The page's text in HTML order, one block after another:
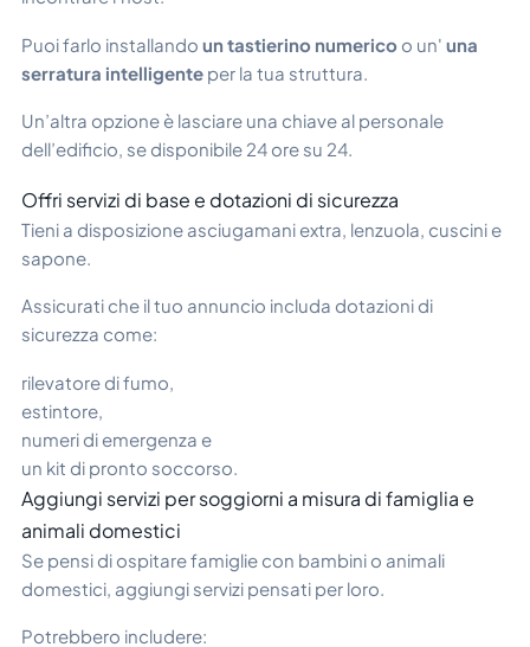
Puoi farlo installando un tastierino numerico o un' una
serratura intelligente per la tua struttura.
Un’altra opzione è lasciare una chiave al personale
dell’edificio, se disponibile 24 ore su 24.
Offri servizi di base e dotazioni di sicurezza
Tieni a disposizione asciugamani extra, lenzuola, cuscini e
sapone.
Assicurati che il tuo annuncio includa dotazioni di
sicurezza come:
rilevatore di fumo,
estintore,
numeri di emergenza e
un kit di pronto soccorso.
Aggiungi servizi per soggiorni a misura di famiglia e
animali domestici
Se pensi di ospitare famiglie con bambini o animali
domestici, aggiungi servizi pensati per loro.
Potrebbero includere: